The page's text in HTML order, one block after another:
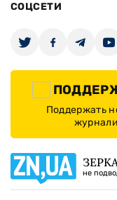
СОЦСЕТИ
Поддержать
не